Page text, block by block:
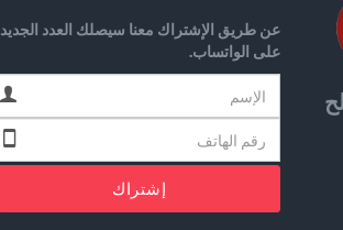
عن طريق الإشتراك معنا سيصلك العدد الجديد
على الواتساب.
إشتراك